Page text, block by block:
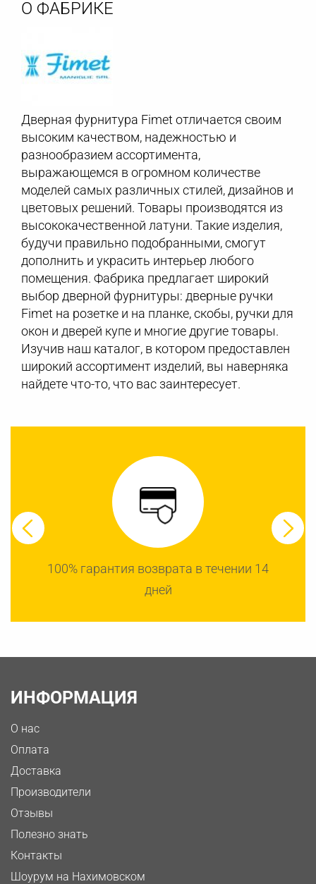
О ФАБРИКЕ
Дверная фурнитура Fimet отличается своим
высоким качеством, надежностью и
разнообразием ассортимента,
выражающемся в огромном количестве
моделей самых различных стилей, дизайнов и
цветовых решений. Товары производятся из
высококачественной латуни. Такие изделия,
будучи правильно подобранными, смогут
дополнить и украсить интерьер любого
помещения. Фабрика предлагает широкий
выбор дверной фурнитуры: дверные ручки
Fimet на розетке и на планке, скобы, ручки для
окон и дверей купе и многие другие товары.
Изучив наш каталог, в котором предоставлен
широкий ассортимент изделий, вы наверняка
найдете что-то, что вас заинтересует.
100% гарантия возврата в течении 14
дней
ИНФОРМАЦИЯ
О нас
Оплата
Доставка
Производители
Отзывы
Полезно знать
Контакты
Шоурум на Нахимовском